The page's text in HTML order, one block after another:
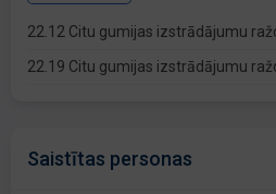
22.12 Citu gumijas izstrādājumu
22.19 Citu gumijas izstrādājumu
Saistītas personas